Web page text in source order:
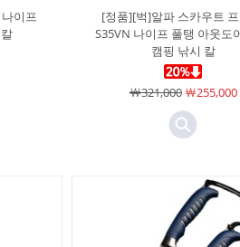
이프
[정품][벅]알파 스카우트
S35VN 나이프 풀탱 아웃도
캠핑 낚시 칼
￦321,000￦255,000